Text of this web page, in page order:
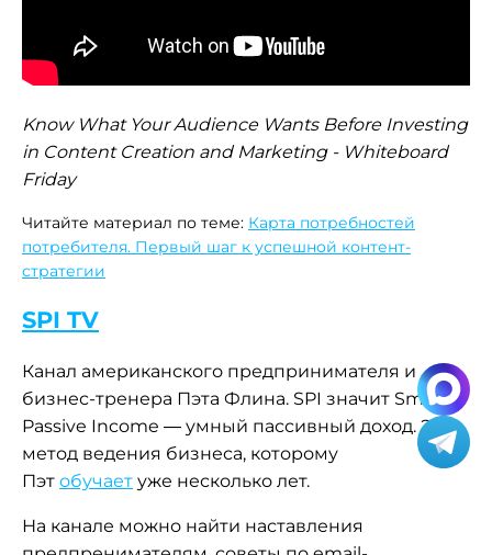
Know What Your Audience Wants Before Investing
in Content Creation and Marketing - Whiteboard
Friday
Читайте материал по теме: Карта потребностей
потребителя. Первый шаг к успешной контент-
стратегии
SPI TV
Канал американского предпринимателя и
бизнес-тренера Пэта Флина. SPI значит Smart
Passive Income — умный пассивный доход. Это
метод ведения бизнеса, которому
Пэт обучает уже несколько лет.
На канале можно найти наставления